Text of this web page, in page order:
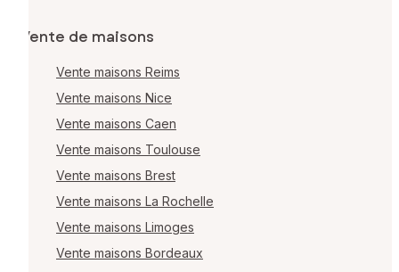
Vente de maisons
Vente maisons Reims
Vente maisons Nice
Vente maisons Caen
Vente maisons Toulouse
Vente maisons Brest
Vente maisons La Rochelle
Vente maisons Limoges
Vente maisons Bordeaux